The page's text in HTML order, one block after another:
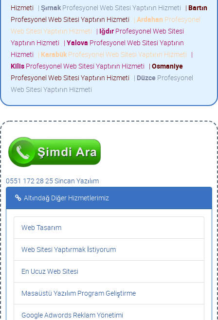
Hizmeti | ŞırnakProfesyonel Web Sitesi Yaptırın Hizmeti | Bartın
Profesyonel Web Sitesi Yaptırın Hizmeti | Ardahan Profesyonel
Web Sitesi Yaptırın Hizmeti | Iğdır Profesyonel Web Sitesi
Yaptırın Hizmeti | Yalova Profesyonel Web Sitesi Yaptırın
Hizmeti | KarabükProfesyonel Web Sitesi Yaptırın Hizmeti |
Kilis Profesyonel Web Sitesi Yaptırın Hizmeti | Osmaniye
Profesyonel Web Sitesi Yaptırın Hizmeti | Düzce Profesyonel
Web Sitesi Yaptırın Hizmeti
0551 172 28 25 Sincan Yazılım
Altındağ Diğer Hizmetlerimiz
Web Tasarım
Web Sitesi Yaptırmak İstiyorum
En Ucuz Web Sitesi
Masaüstü Yazılım Program Geliştirme
Google Adwords Reklam Yönetimi